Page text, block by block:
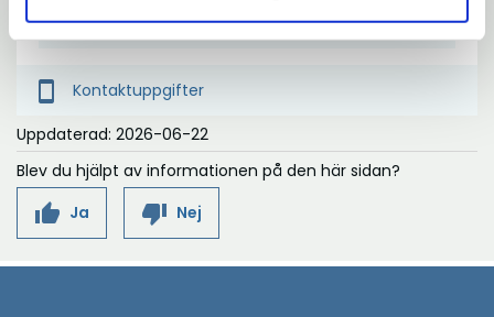
p
a
n
y
Turistkartan (4,14 MB)
smartphone Kontaktuppgifter
Uppdaterad: 2026-06-22
Blev du hjälpt av informationen på den här sidan?
thumb_up Ja thumb_down Nej